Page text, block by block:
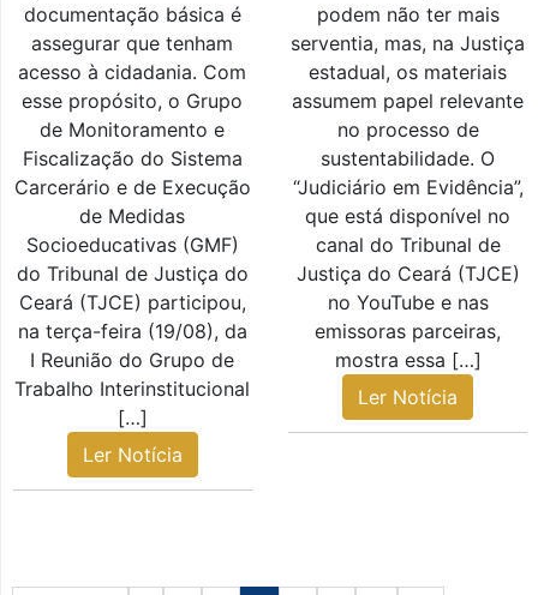
documentação básica é
assegurar que tenham
acesso à cidadania. Com
esse propósito, o Grupo
de Monitoramento e
Fiscalização do Sistema
Carcerário e de Execução
de Medidas
Socioeducativas (GMF)
do Tribunal de Justiça do
Ceará (TJCE) participou,
na terça-feira (19/08), da
I Reunião do Grupo de
Trabalho Interinstitucional
[…]
Ler Notícia
podem não ter mais
serventia, mas, na Justiça
estadual, os materiais
assumem papel relevante
no processo de
sustentabilidade. O
“Judiciário em Evidência”,
que está disponível no
canal do Tribunal de
Justiça do Ceará (TJCE)
no YouTube e nas
emissoras parceiras,
mostra essa […]
Ler Notícia